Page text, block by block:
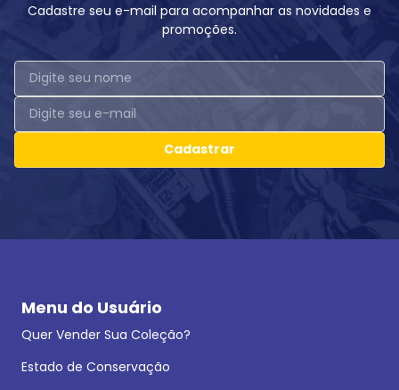
Cadastre seu e-mail para acompanhar as novidades e
promoções.
Cadastrar
Menu do Usuário
Quer Vender Sua Coleção?
Estado de Conservação